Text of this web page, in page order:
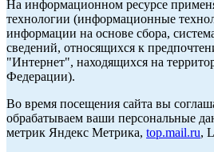
На информационном ресурсе
технологии (информационные
информации на основе сбора,
сведений, относящихся к
"Интернет", находящихся на
Федерации).
Во время посещения сайта вы
обрабатываем ваши персональные
метрик Яндекс Метрика, top.mail.ru,